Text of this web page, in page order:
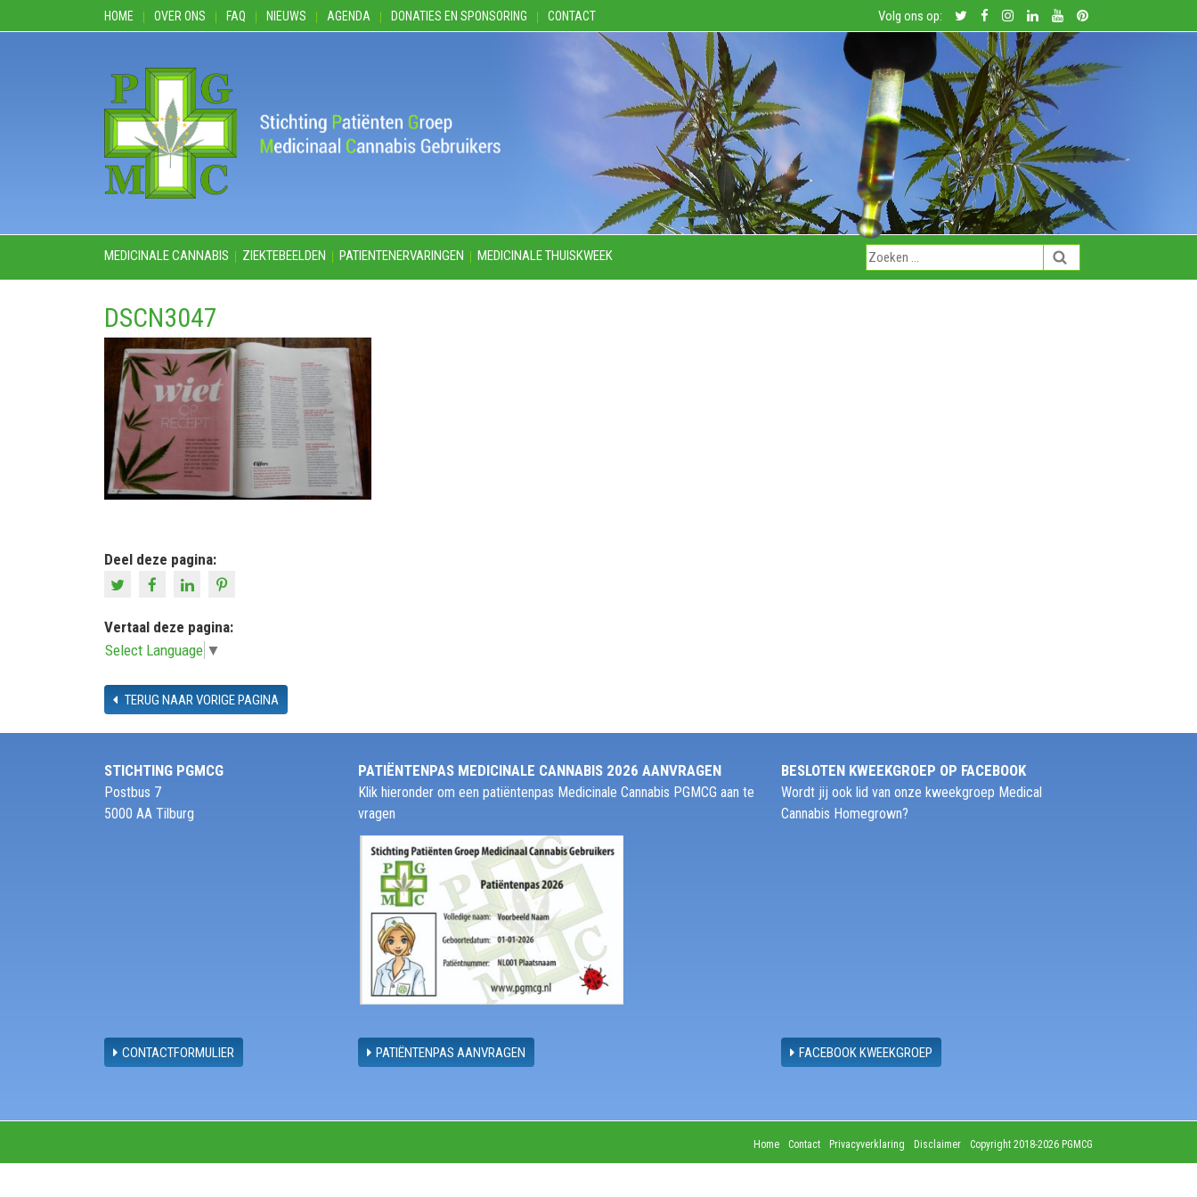
HOME OVER ONS FAQ NIEUWS AGENDA DONATIES EN SPONSORING CONTACT Volg ons op:
MEDICINALE CANNABIS ZIEKTEBEELDEN PATIENTENERVARINGEN MEDICINALE THUISKWEEK
DSCN3047
Deel deze pagina:
Vertaal deze pagina:
Select Language ▼
TERUG NAAR VORIGE PAGINA
STICHTING PGMCG
Postbus 7
5000 AA Tilburg
CONTACTFORMULIER
PATIËNTENPAS MEDICINALE CANNABIS 2026 AANVRAGEN
Klik hieronder om een patiëntenpas Medicinale Cannabis PGMCG aan te
vragen
PATIËNTENPAS AANVRAGEN
BESLOTEN KWEEKGROEP OP FACEBOOK
Wordt jij ook lid van onze kweekgroep Medical
Cannabis Homegrown?
FACEBOOK KWEEKGROEP
Home Contact Privacyverklaring Disclaimer Copyright 2018-2026 PGMCG